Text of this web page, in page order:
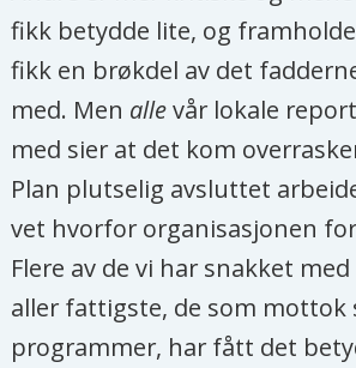
fikk betydde lite, og
fikk en brøkdel av det
med. Men allevår lokale
med sier at det kom
Plan plutselig avsluttet
vet hvorfor organisasjonen
Flere av de vi har snakket
aller fattigste, de som mottok
programmer, har fått det